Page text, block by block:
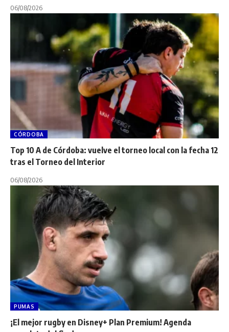
06/08/2026
CÓRDOBA
Top 10 A de Córdoba: vuelve el torneo local con la fecha 12
tras el Torneo del Interior
06/08/2026
PUMAS
¡El mejor rugby en Disney+ Plan Premium! Agenda